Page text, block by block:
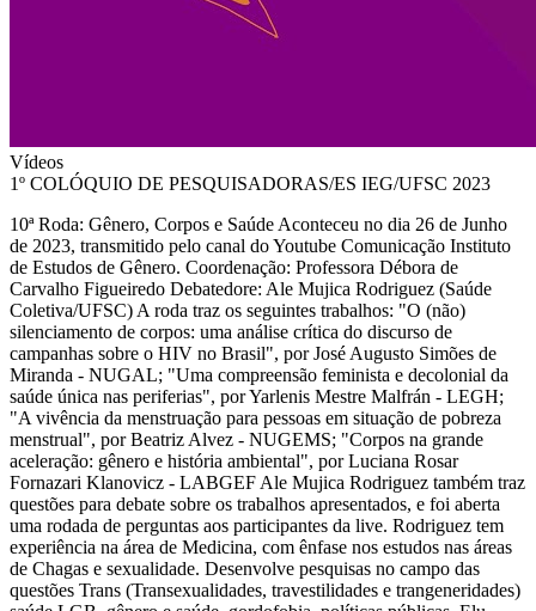
Vídeos
1º COLÓQUIO DE PESQUISADORAS/ES IEG/UFSC 2023
10ª Roda: Gênero, Corpos e Saúde Aconteceu no dia 26 de Junho
de 2023, transmitido pelo canal do Youtube Comunicação Instituto
de Estudos de Gênero. Coordenação: Professora Débora de
Carvalho Figueiredo Debatedore: Ale Mujica Rodriguez (Saúde
Coletiva/UFSC) A roda traz os seguintes trabalhos: "O (não)
silenciamento de corpos: uma análise crítica do discurso de
campanhas sobre o HIV no Brasil", por José Augusto Simões de
Miranda - NUGAL; "Uma compreensão feminista e decolonial da
saúde única nas periferias", por Yarlenis Mestre Malfrán - LEGH;
"A vivência da menstruação para pessoas em situação de pobreza
menstrual", por Beatriz Alvez - NUGEMS; "Corpos na grande
aceleração: gênero e história ambiental", por Luciana Rosar
Fornazari Klanovicz - LABGEF Ale Mujica Rodriguez também traz
questões para debate sobre os trabalhos apresentados, e foi aberta
uma rodada de perguntas aos participantes da live. Rodriguez tem
experiência na área de Medicina, com ênfase nos estudos nas áreas
de Chagas e sexualidade. Desenvolve pesquisas no campo das
questões Trans (Transexualidades, travestilidades e trangeneridades)